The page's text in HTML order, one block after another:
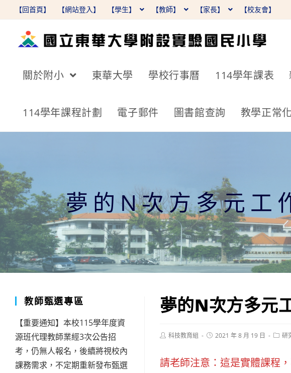
【回首頁】 【網站登入】 【學生】 【教師】 【家長】 【校友會】
關於附小 東華大學 學校行事曆 114學年課表
114學年課程計劃 電子郵件 圖書館查詢 教學正常
夢的N次方多元
夢的N次方多
Post科技教育組
Post2021 年 8 月 19 日
Post研
請老師注意：這是實體課程
教師甄選專區
【重要通知】本校115學年度資
源班代理教師業經3次公告招
考，仍無人報名，後續將視校內
課務需求，不定期重新發布甄選